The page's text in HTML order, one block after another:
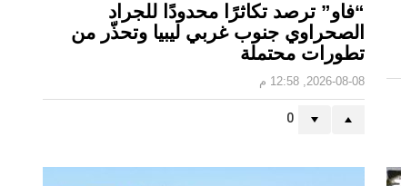
“فاو” ترصد تكاثرًا محدودًا للجراد
الصحراوي جنوب غربي ليبيا وتحذّر من
تطورات محتملة
2026-08-08, 12:58 م
0